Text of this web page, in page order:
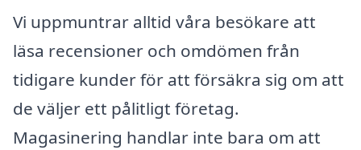
Vi uppmuntrar alltid våra besökare att
läsa recensioner och omdömen från
tidigare kunder för att försäkra sig om att
de väljer ett pålitligt företag.
Magasinering handlar inte bara om att